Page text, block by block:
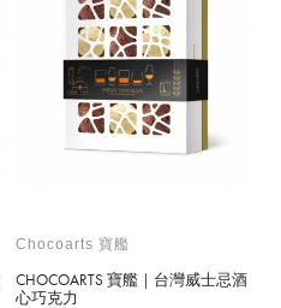
Chocoarts 寶艦
CHOCOARTS 寶艦｜台灣威士忌酒
心巧克力